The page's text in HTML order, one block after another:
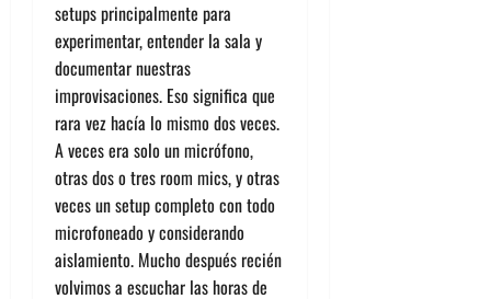
setups principalmente para
experimentar, entender la sala y
documentar nuestras
improvisaciones. Eso significa que
rara vez hacía lo mismo dos veces.
A veces era solo un micrófono,
otras dos o tres room mics, y otras
veces un setup completo con todo
microfoneado y considerando
aislamiento. Mucho después recién
volvimos a escuchar las horas de